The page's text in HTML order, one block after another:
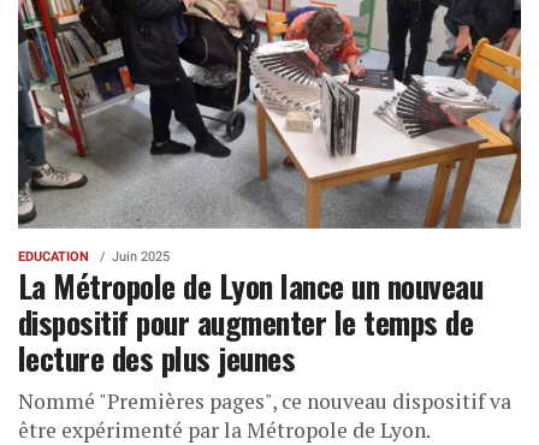
EDUCATION Juin 2025
La Métropole de Lyon lance un nouveau
dispositif pour augmenter le temps de
lecture des plus jeunes
Nommé "Premières pages", ce nouveau dispositif va
être expérimenté par la Métropole de Lyon.